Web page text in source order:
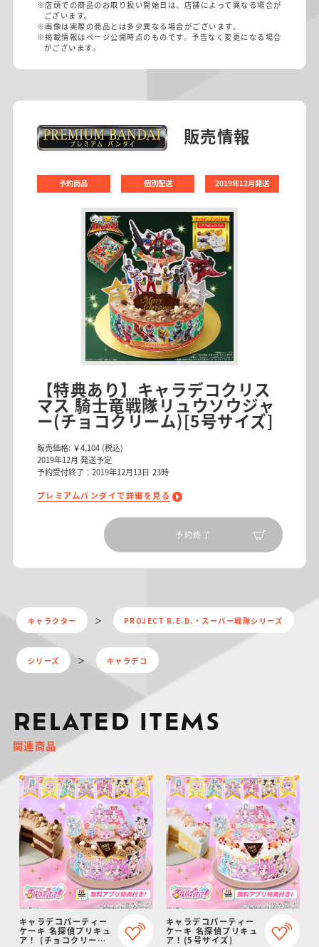
※店頭での商品のお取り扱い開始日は、店舗によって異なる場合が
ございます。
※画像は実際の商品とは多少異なる場合がございます。
※掲載情報はページ公開時点のものです。予告なく変更になる場合
がございます。
販売情報
予約商品 個別配送 2019年12月発送
【特典あり】キャラデコクリス
マス 騎士竜戦隊リュウソウジャ
ー(チョコクリーム)[5号サイズ]
販売価格: ￥4,104 (税込)
2019年12月 発送予定
予約受付終了：2019年12月13日 23時
プレミアムバンダイで詳細を見る
予約終了
キャラクター PROJECT R.E.D.・スーパー戦隊シリーズ
シリーズ キャラデコ
RELATED ITEMS
関連商品
キャラデコパーティー
ケーキ 名探偵プリキュ
ア！ (チョコクリーム)
キャラデコパーティー
ケーキ 名探偵プリキュ
ア！(5号サイズ)